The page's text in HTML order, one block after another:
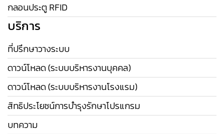
กลอนประตู RFID
บริการ
ที่ปรึกษาวางระบบ
ดาวน์โหลด (ระบบบริหารงานบุคคล)
ดาวน์โหลด (ระบบบริหารงานโรงแรม)
สิทธิประโยชน์การบำรุงรักษาโปรแกรม
บทความ